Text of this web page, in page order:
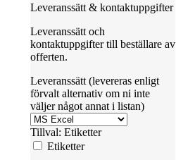
Leveranssätt & kontaktuppgifter
Leveranssätt och
kontaktuppgifter till beställare av
offerten.
Leveranssätt (levereras enligt
förvalt alternativ om ni inte
väljer något annat i listan)
Tillval: Etiketter
Etiketter